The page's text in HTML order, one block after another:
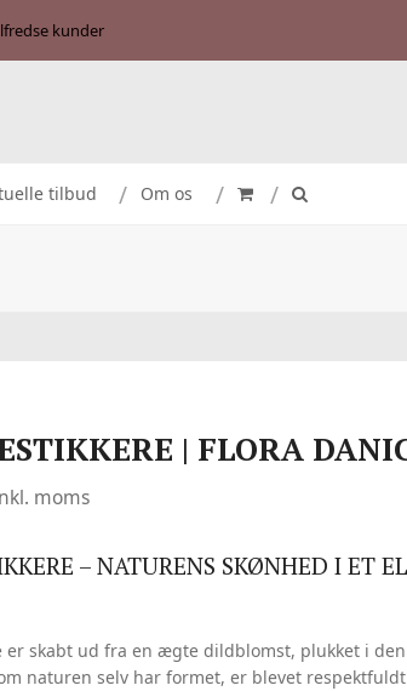
kunder
tilbud Om os
| FLORA
moms
– NATURENS SKØNHED I ET
er skabt ud fra en ægte dildblomst, plukket i
naturen selv har formet, er blevet